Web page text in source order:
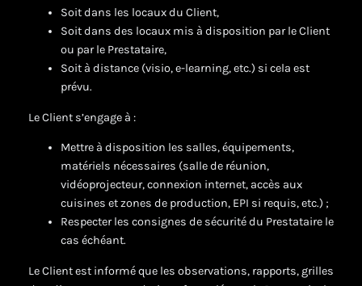
Soit dans les locaux du Client,
Soit dans des locaux mis à disposition par le Client
ou par le Prestataire,
Soit à distance (visio, e-learning, etc.) si cela est
prévu.
Le Client s’engage à :
Mettre à disposition les salles, équipements,
matériels nécessaires (salle de réunion,
vidéoprojecteur, connexion internet, accès aux
cuisines et zones de production, EPI si requis, etc.) ;
Respecter les consignes de sécurité du Prestataire le
cas échéant.
Le Client est informé que les observations, rapports, grilles